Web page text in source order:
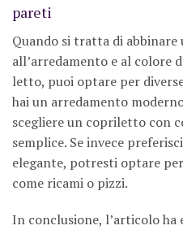
pareti
Quando si tratta di
all’arredamento e al colore
letto, puoi optare per
hai un arredamento
scegliere un copriletto con
semplice. Se invece
elegante, potresti optare
come ricami o pizzi.
In conclusione, l’articolo